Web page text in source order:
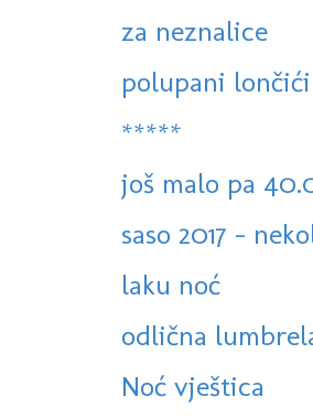
za neznalice
polupani
*****
još malo pa
saso 2017 -
laku noć
odlična
Noć vještica